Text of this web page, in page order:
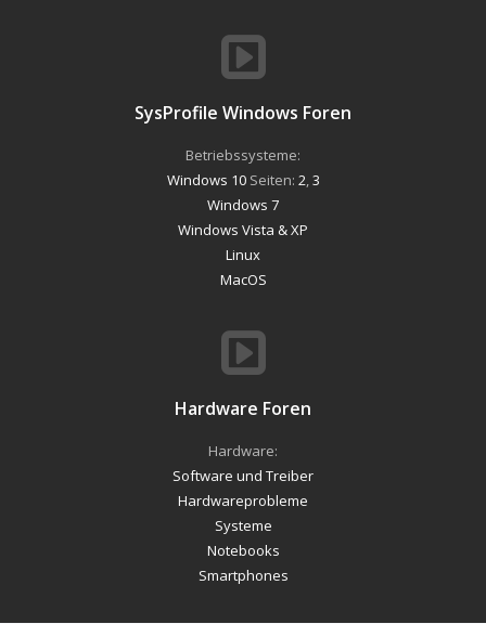
SysProfile Windows Foren
Betriebssysteme:
Windows 10Seiten: 2 3
Windows 7
Windows Vista & XP
Linux
MacOS
Hardware Foren
Hardware:
Software und Treiber
Hardwareprobleme
Systeme
Notebooks
Smartphones